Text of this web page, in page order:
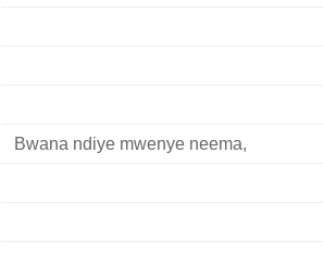
Bwana ndiye mwenye neema,